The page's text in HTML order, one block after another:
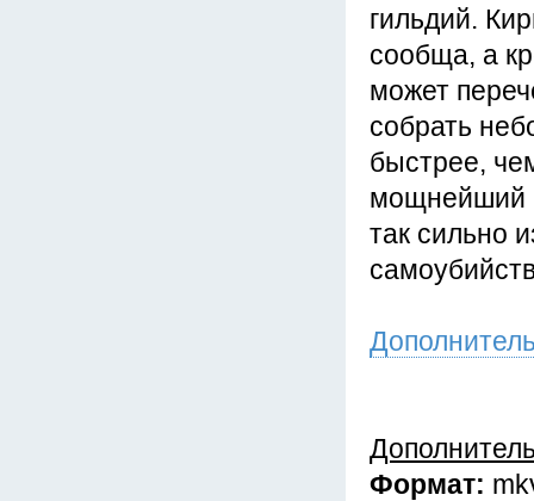
гильдий.
сообща, а
может
собрать
быстрее,
мощнейший
так сильно
Формат: